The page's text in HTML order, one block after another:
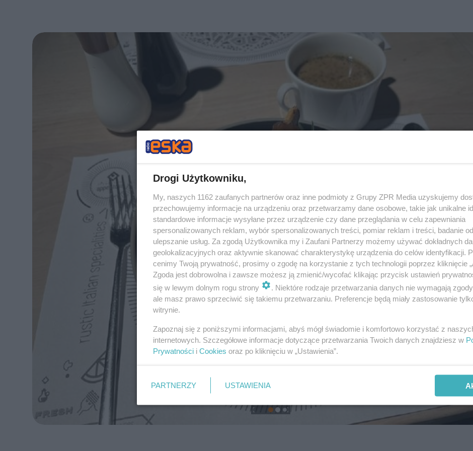
Drogi Użytkowniku,
My, naszych 1162 zaufanych partnerów oraz inne podmioty z Grupy ZPR Media uzyskujemy
przechowujemy informacje na urządzeniu oraz przetwarzamy dane osobowe, takie jak unikalne
standardowe informacje wysyłane przez urządzenie czy dane przeglądania w celu zapewniania
spersonalizowanych reklam, wybór spersonalizowanych treści, pomiar reklam i treści, badanie
ulepszanie usług. Za zgodą Użytkownika my i Zaufani Partnerzy możemy używać dokładnych
geolokalizacyjnych oraz aktywnie skanować charakterystykę urządzenia do celów identyfikacji.
cenimy Twoją prywatność, prosimy o zgodę na korzystanie z tych technologii poprzez kliknięcie
Zgoda jest dobrowolna i zawsze możesz ją zmienić/wycofać klikając przycisk ustawień
się w lewym dolnym rogu strony
. Niektóre rodzaje przetwarzania danych nie wymagają
ale masz prawo sprzeciwić się takiemu przetwarzaniu. Preferencje będą miały zastosowanie
witrynie.
Zapoznaj się z poniższymi informacjami, abyś mógł świadomie i komfortowo korzystać z
internetowych. Szczegółowe informacje dotyczące przetwarzania Twoich danych znajdziesz w
Prywatności i Cookies oraz po kliknięciu w „Ustawienia”.
PARTNERZY USTAWIENIA